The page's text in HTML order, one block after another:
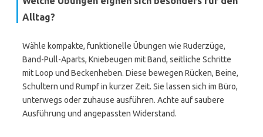
Alltag?
Wähle kompakte, funktionelle Übungen wie Ruderzüge,
Band-Pull-Aparts, Kniebeugen mit Band, seitliche Schritte
mit Loop und Beckenheben. Diese bewegen Rücken, Beine,
Schultern und Rumpf in kurzer Zeit. Sie lassen sich im Büro,
unterwegs oder zuhause ausführen. Achte auf saubere
Ausführung und angepassten Widerstand.